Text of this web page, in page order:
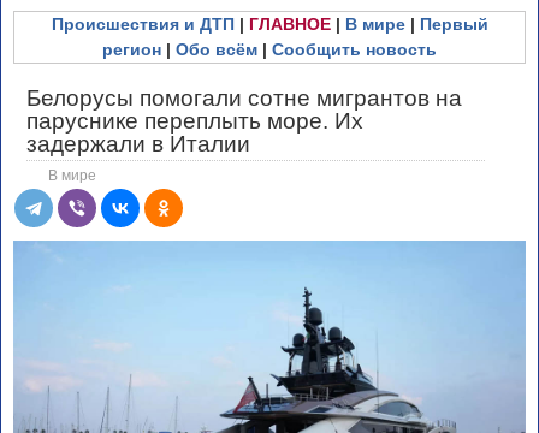
Происшествия и ДТП| ГЛАВНОЕ| В мире| Первый
регион | Обо всём | Сообщить новость
Белорусы помогали сотне мигрантов на
паруснике переплыть море. Их
задержали в Италии
В мире